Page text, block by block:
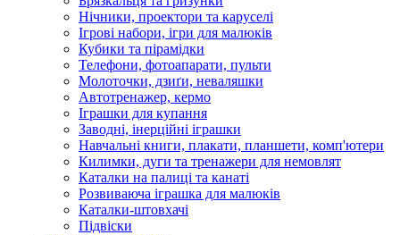
Нічники, проектори та каруселі
Ігрові набори, ігри для малюків
Кубики та пірамідки
Телефони, фотоапарати, пульти
Молоточки, дзиґи, неваляшки
Автотренажер, кермо
Іграшки для купання
Заводні, інерційні іграшки
Навчальні книги, плакати, планшети, комп'ютери
Килимки, дуги та тренажери для немовлят
Каталки на палиці та канаті
Розвиваюча іграшка для малюків
Каталки-штовхачі
Підвіски